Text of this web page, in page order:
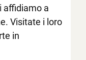
affidiamo a
Visitate i loro
in